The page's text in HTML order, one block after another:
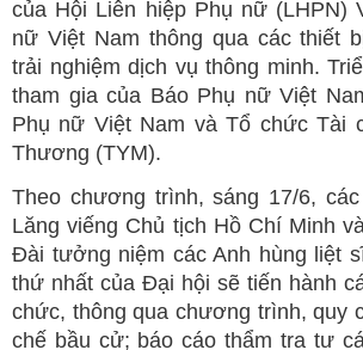
của Hội Liên hiệp Phụ nữ (LHPN)
nữ Việt Nam thông qua các thiết
trải nghiệm dịch vụ thông minh.
tham gia của Báo Phụ nữ Việt
Phụ nữ Việt Nam và Tổ chức Tài
Thương (TYM).
Theo chương trình, sáng 17/6,
Lăng viếng Chủ tịch Hồ Chí Minh
Đài tưởng niệm các Anh hùng liệt
thứ nhất của Đại hội sẽ tiến hành
chức, thông qua chương trình, quy
chế bầu cử; báo cáo thẩm tra tư